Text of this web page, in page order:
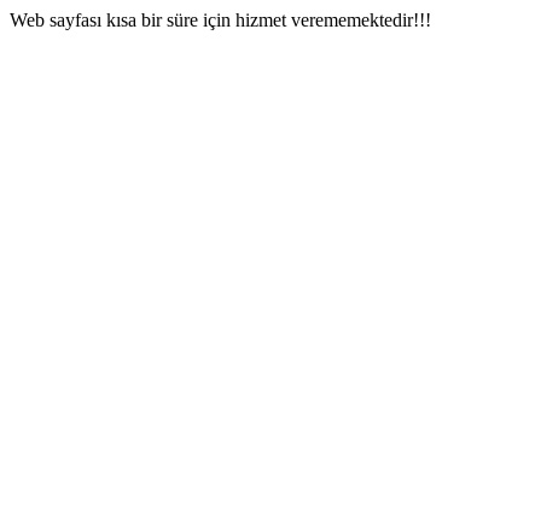
Web sayfası kısa bir süre için hizmet verememektedir!!!